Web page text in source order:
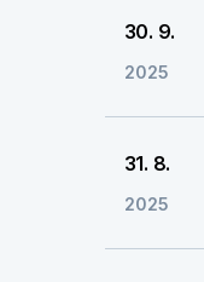
30. 9.
2025
31. 8.
2025